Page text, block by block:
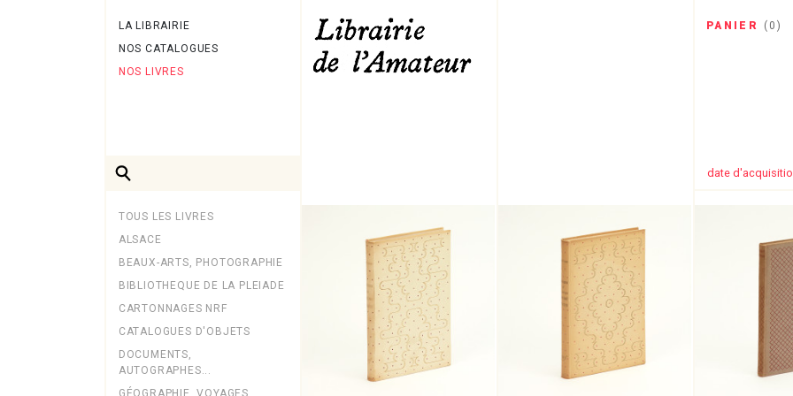
LA LIBRAIRIE
NOS CATALOGUES
NOS LIVRES
TOUS LES LIVRES
ALSACE
BEAUX-ARTS, PHOTOGRAPHIE
BIBLIOTHEQUE DE LA PLEIADE
CARTONNAGES NRF
CATALOGUES D'OBJETS
DOCUMENTS,
AUTOGRAPHES...
GÉOGRAPHIE, VOYAGES
PANIER ( 0)
date